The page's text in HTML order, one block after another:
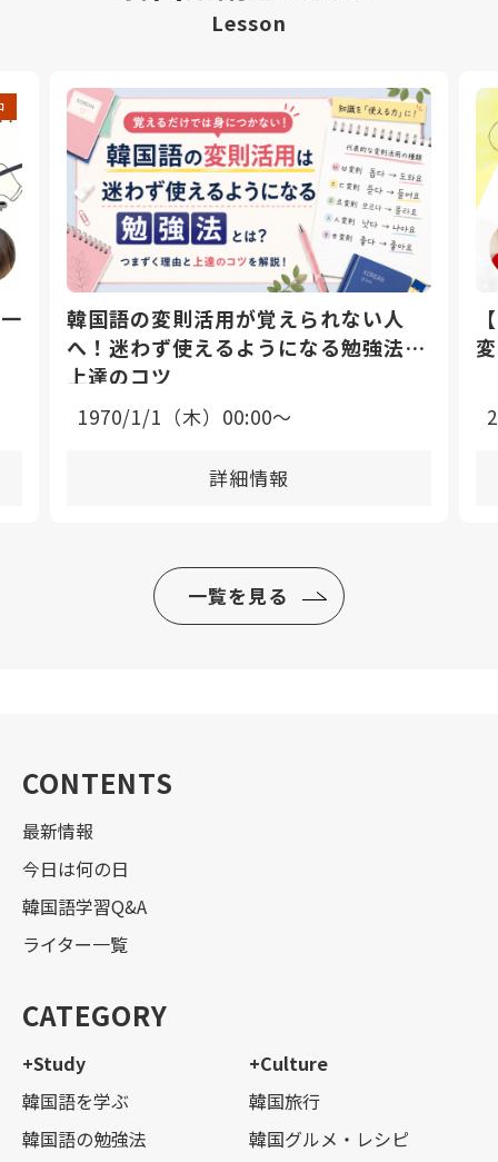
Lesson
韓国語の変則活用が覚えられない人
へ！迷わず使えるようになる勉強法と
上達のコツ
1970/1/1（木）00:00〜
詳細情報
一覧を見る
CONTENTS
最新情報
今日は何の日
韓国語学習Q&A
ライター一覧
CATEGORY
+Study
韓国語を学ぶ
韓国語の勉強法
+Culture
韓国旅行
韓国グルメ・レシピ